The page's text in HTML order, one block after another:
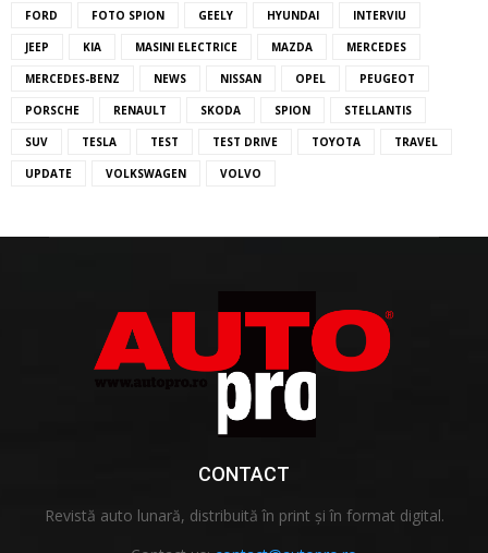
FORD FOTO SPION GEELY HYUNDAI INTERVIU
JEEP KIA MASINI ELECTRICE MAZDA MERCEDES
MERCEDES-BENZ NEWS NISSAN OPEL PEUGEOT
PORSCHE RENAULT SKODA SPION STELLANTIS
SUV TESLA TEST TEST DRIVE TOYOTA TRAVEL
UPDATE VOLKSWAGEN VOLVO
CONTACT
Revistă auto lunară, distribuită în print și în format digital.